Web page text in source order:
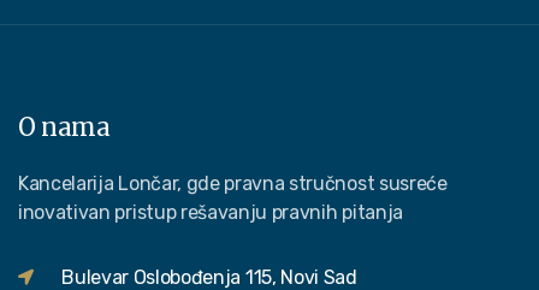
O nama
Kancelarija Lončar, gde pravna stručnost susreće
inovativan pristup rešavanju pravnih pitanja
Bulevar Oslobođenja 115, Novi Sad